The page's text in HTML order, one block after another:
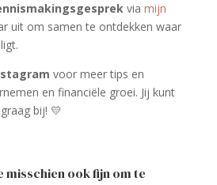
via mijn
uit om samen te ontdekken waar
voor meer tips en
en financiële groei. Jij kunt
bij! 💛
misschien ook fijn om te